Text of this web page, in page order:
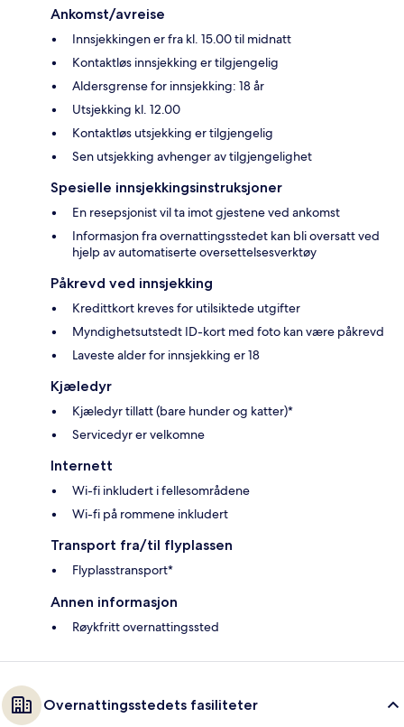
Ankomst/avreise
Innsjekkingen er fra kl. 15.00 til midnatt
Kontaktløs innsjekking er tilgjengelig
Aldersgrense for innsjekking: 18 år
Utsjekking kl. 12.00
Kontaktløs utsjekking er tilgjengelig
Sen utsjekking avhenger av tilgjengelighet
Spesielle innsjekkingsinstruksjoner
En resepsjonist vil ta imot gjestene ved ankomst
Informasjon fra overnattingsstedet kan bli oversatt ved
hjelp av automatiserte oversettelsesverktøy
Påkrevd ved innsjekking
Kredittkort kreves for utilsiktede utgifter
Myndighetsutstedt ID-kort med foto kan være påkrevd
Laveste alder for innsjekking er 18
Kjæledyr
Kjæledyr tillatt (bare hunder og katter)*
Servicedyr er velkomne
Internett
Wi-fi inkludert i fellesområdene
Wi-fi på rommene inkludert
Transport fra/til flyplassen
Flyplasstransport*
Annen informasjon
Røykfritt overnattingssted
Overnattingsstedets fasiliteter